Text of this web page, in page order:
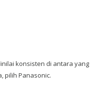
konsisten di antara yang
pilih Panasonic.